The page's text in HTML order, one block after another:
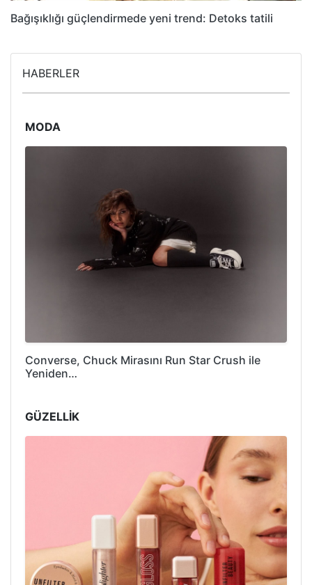
Bağışıklığı güçlendirmede yeni trend: Detoks tatili
HABERLER
MODA
Converse, Chuck Mirasını Run Star Crush ile
Yeniden…
GÜZELLİK